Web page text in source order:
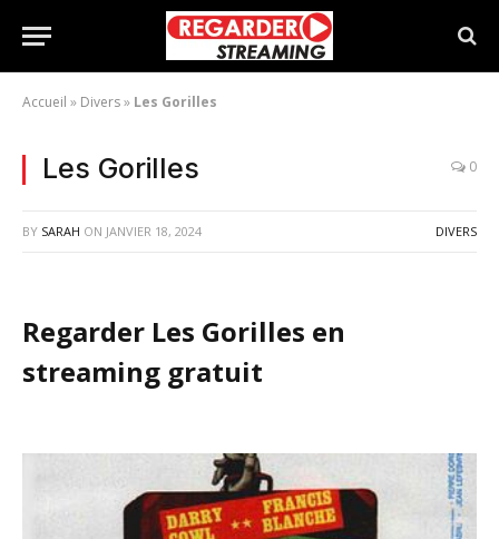
Accueil » Divers» Les Gorilles
Les Gorilles 0
BY SARAH ON JANVIER 18, 2024 DIVERS
Regarder Les Gorilles en
streaming gratuit